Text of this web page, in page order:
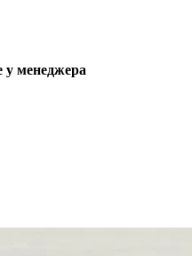
у менеджера